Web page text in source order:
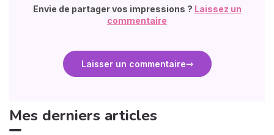
Envie de partager vos impressions ? Laissez un
commentaire
Laisser un commentaire
Mes derniers articles